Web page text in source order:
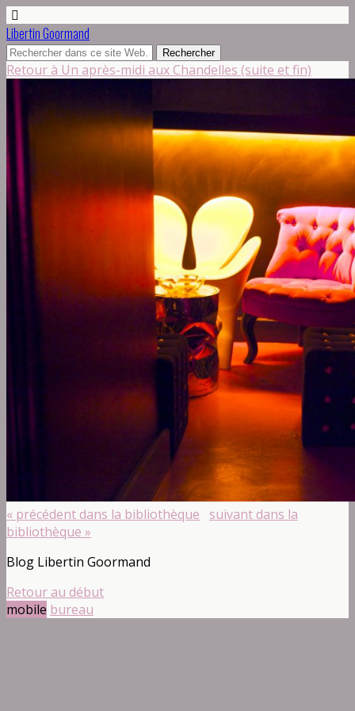
Libertin Goormand
Retour à Un après-midi aux Chandelles (suite et fin)
« précédent dans la bibliothèque
suivant dans la
bibliothèque »
Blog Libertin Goormand
Retour au début
mobile bureau